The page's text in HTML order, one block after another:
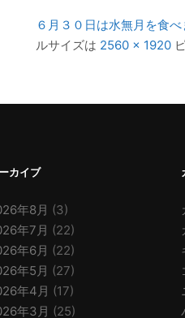
６月３０日は水無月を食
ルサイズは 2560 × 1920
カイブ
年8月 (3)
年7月 (22)
年6月 (22)
年5月 (27)
年4月 (17)
年3月 (25)